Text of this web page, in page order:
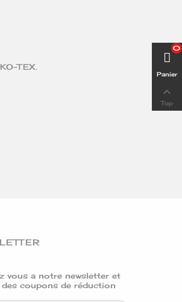
TEX.
vous a notre newsletter et
des coupons de réduction
Panier
0

Top